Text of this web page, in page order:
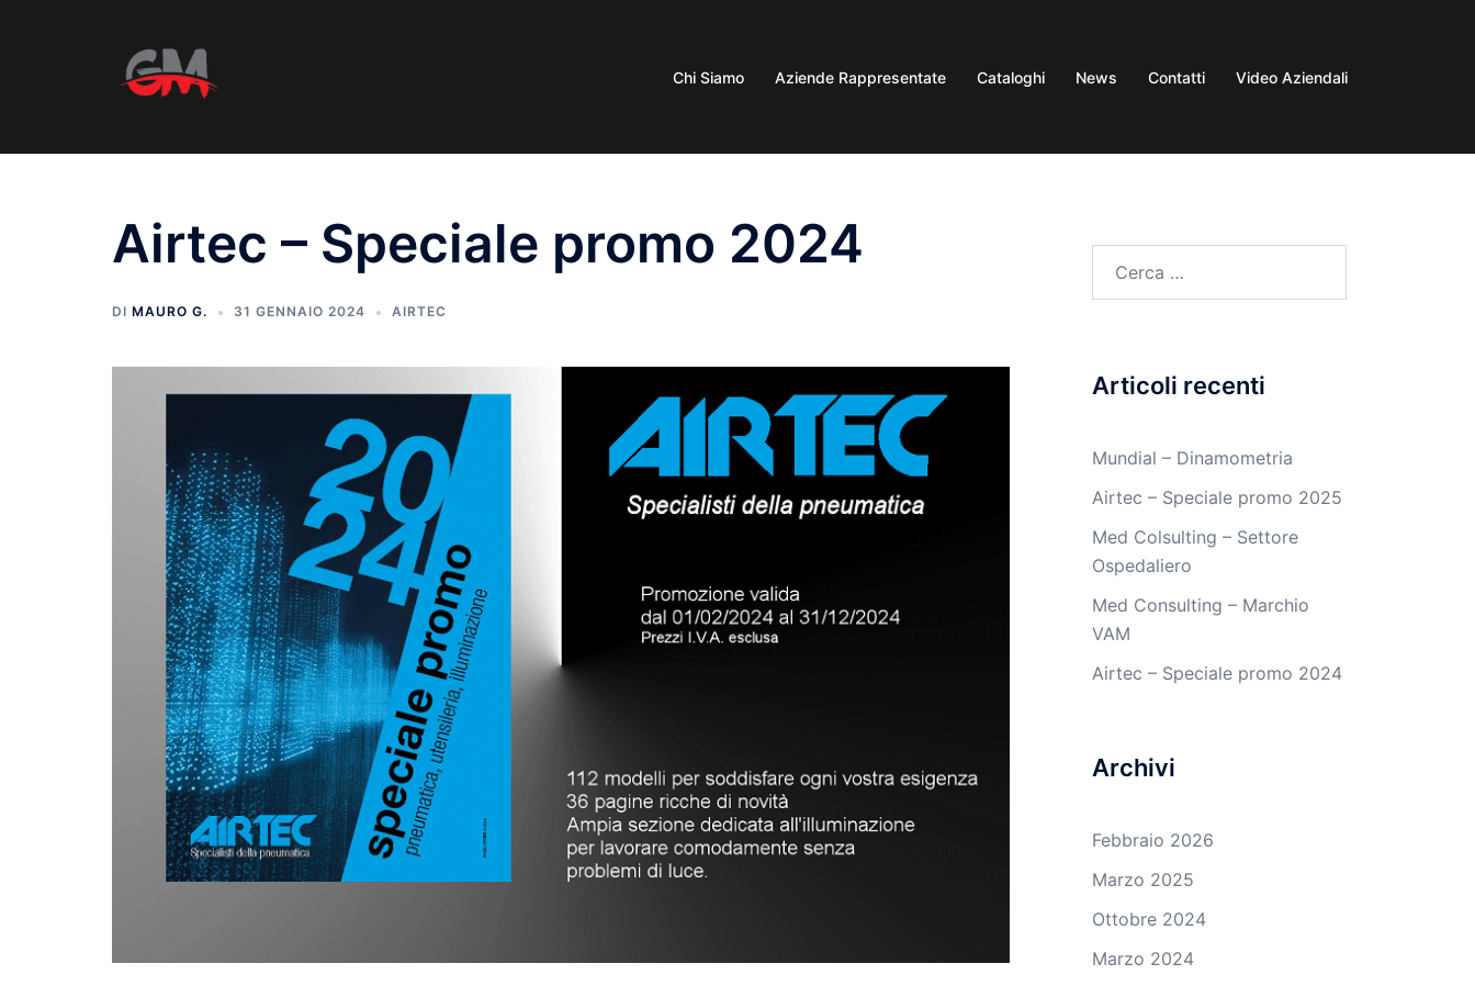
Chi Siamo Aziende Rappresentate Cataloghi News Contatti Video Aziendali
Airtec – Speciale promo 2024
DI MAURO G. 31 GENNAIO 2024 AIRTEC
Articoli recenti
Mundial – Dinamometria
Airtec – Speciale promo 2025
Med Colsulting – Settore
Ospedaliero
Med Consulting – Marchio
VAM
Airtec – Speciale promo 2024
Archivi
Febbraio 2026
Marzo 2025
Ottobre 2024
Marzo 2024